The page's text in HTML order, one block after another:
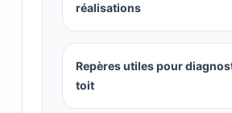
réalisations
Repères utiles pour
toit